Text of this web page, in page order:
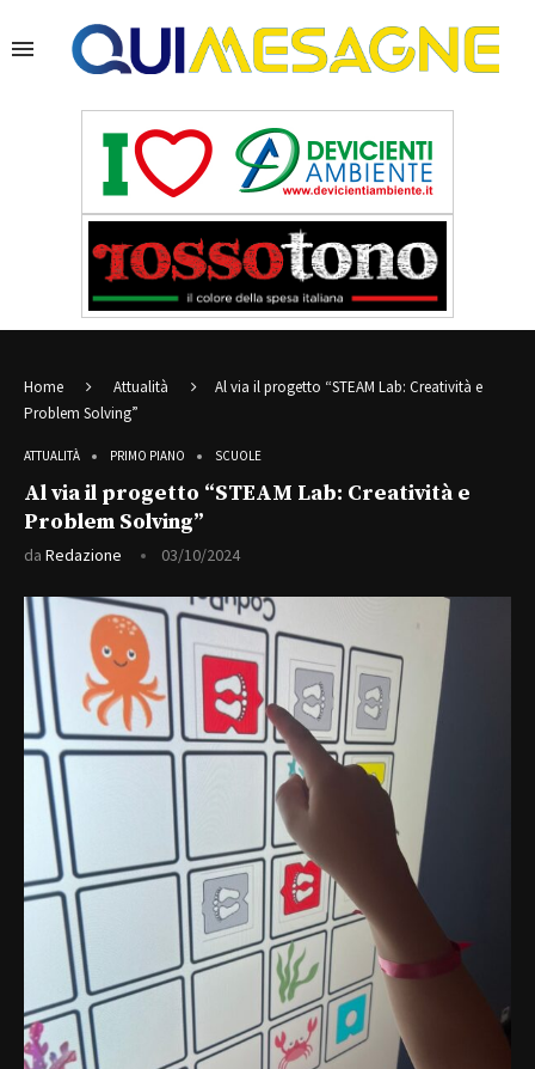
Home Attualità
Al via il progetto “STEAM Lab: Creatività e
Problem Solving”
ATTUALITÀ PRIMO PIANO SCUOLE
Al via il progetto “STEAM Lab: Creatività e
Problem Solving”
da Redazione 03/10/2024